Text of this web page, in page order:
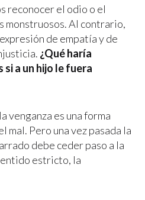
reconocer el odio o el
monstruosos. Al contrario,
de empatía y de
¿Qué haría
a un hijo le fuera
venganza es una forma
mal. Pero una vez pasada la
debe ceder paso a la
estricto, la